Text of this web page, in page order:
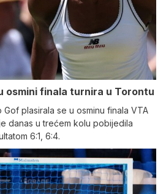
osmini finala turnira u Torontu
plasirala se u osminu finala VTA
danas u trećem kolu pobijedila
6:1, 6:4.